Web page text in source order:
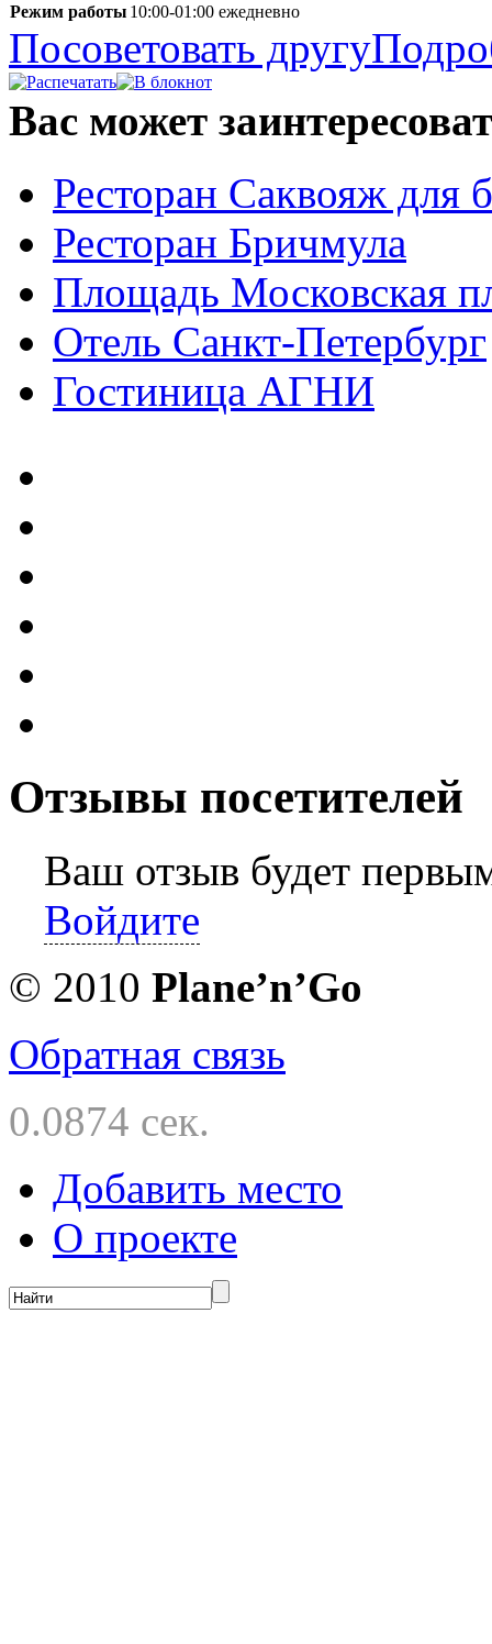
Режим работы 10:00-01:00 ежедневно
Посоветовать другу
Вас может
Ресторан Саквояж для
Ресторан Бричмула
Площадь Московская
Отель Сaнкт-Петербург
Гостиница АГНИ
Отзывы посетителей
Ваш отзыв будет
Войдите
© 2010 Planе’n’Go
Обратная связь
0.0874 сек.
Добавить место
О проекте